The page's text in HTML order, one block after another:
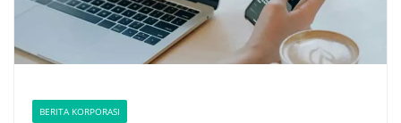
BERITA KORPORASI